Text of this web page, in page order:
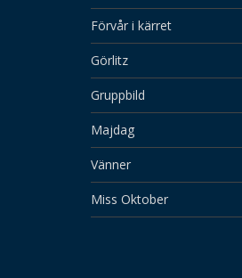
Förvår i kärret
Görlitz
Gruppbild
Majdag
Vänner
Miss Oktober